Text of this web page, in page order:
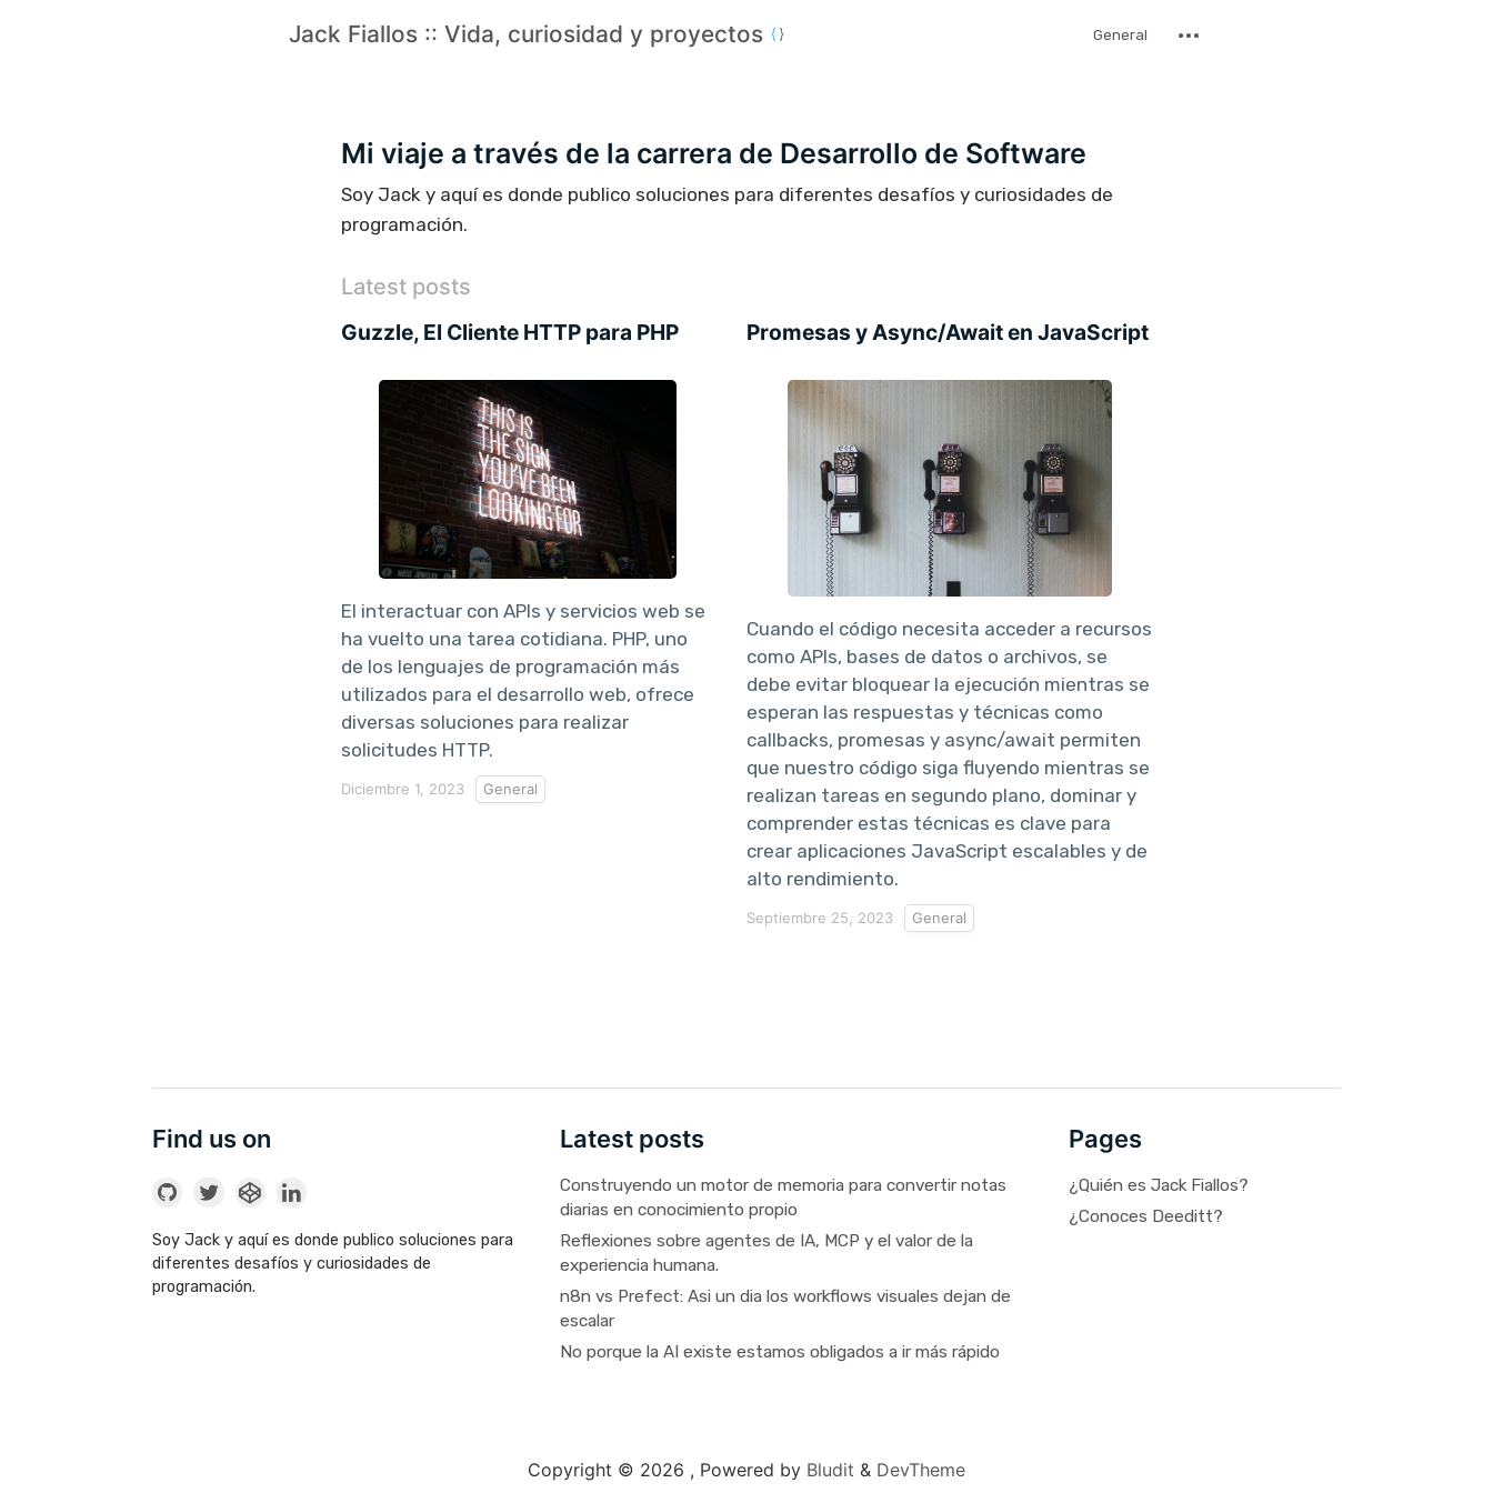
Jack Fiallos :: Vida, curiosidad y proyectos General
Mi viaje a través de la carrera de Desarrollo de Software
Soy Jack y aquí es donde publico soluciones para diferentes desafíos y curiosidades de
programación.
Latest posts
Guzzle, El Cliente HTTP para PHP
El interactuar con APIs y servicios web se
ha vuelto una tarea cotidiana. PHP, uno
de los lenguajes de programación más
utilizados para el desarrollo web, ofrece
diversas soluciones para realizar
solicitudes HTTP.
Diciembre 1, 2023 General
Promesas y Async/Await en JavaScript
Cuando el código necesita acceder a recursos
como APIs, bases de datos o archivos, se
debe evitar bloquear la ejecución mientras se
esperan las respuestas y técnicas como
callbacks, promesas y async/await permiten
que nuestro código siga fluyendo mientras se
realizan tareas en segundo plano, dominar y
comprender estas técnicas es clave para
crear aplicaciones JavaScript escalables y de
alto rendimiento.
Septiembre 25, 2023 General
Find us on
Soy Jack y aquí es donde publico soluciones para
diferentes desafíos y curiosidades de
programación.
Latest posts
Construyendo un motor de memoria para convertir notas
diarias en conocimiento propio
Reflexiones sobre agentes de IA, MCP y el valor de la
experiencia humana.
n8n vs Prefect: Asi un dia los workflows visuales dejan de
escalar
No porque la AI existe estamos obligados a ir más rápido
Pages
¿Quién es Jack Fiallos?
¿Conoces Deeditt?
Copyright © 2026 , Powered by Bludit & DevTheme